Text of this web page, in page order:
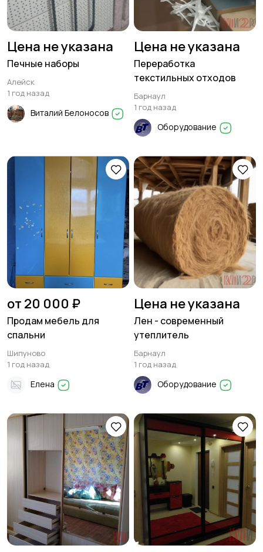
Цена не указана
Печные наборы
Алейск
1 год назад
Виталий Белоносов
Цена не указана
Переработка
текстильных отходов
Барнаул
1 год назад
Оборудование
от 20 000 ₽
Продам мебель для
спальни
Шипуново
1 год назад
Елена
Цена не указана
Лен - современный
утеплитель
Барнаул
1 год назад
Оборудование